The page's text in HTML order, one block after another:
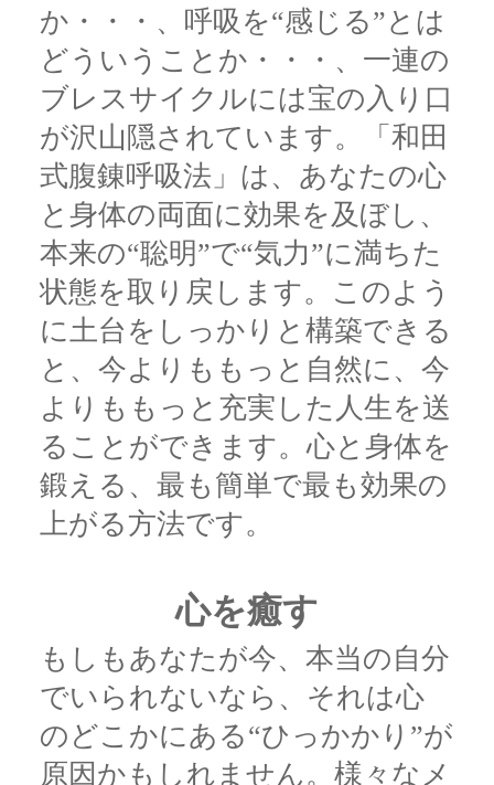
か・・・、呼吸を“感じる”とは
どういうことか・・・、一連の
ブレスサイクルには宝の入り口
が沢山隠されています。「和田
式腹錬呼吸法」は、あなたの心
と身体の両面に効果を及ぼし、
本来の“聡明”で“気力”に満ちた
状態を取り戻します。このよう
に土台をしっかりと構築できる
と、今よりももっと自然に、今
よりももっと充実した人生を送
ることができます。心と身体を
鍛える、最も簡単で最も効果の
上がる方法です。
心を癒す
もしもあなたが今、本当の自分
でいられないなら、それは心
のどこかにある“ひっかかり”が
原因かもしれません。様々なメ